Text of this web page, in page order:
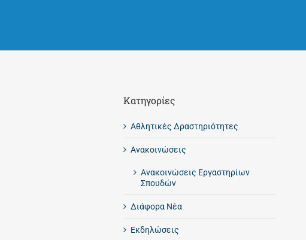
Kατηγορίες
Αθλητικές Δραστηριότητες
Ανακοινώσεις
Ανακοινώσεις Εργαστηρίων
Σπουδών
Διάφορα Νέα
Εκδηλώσεις